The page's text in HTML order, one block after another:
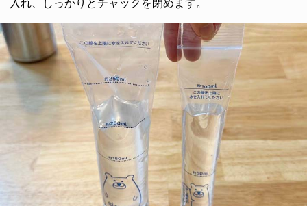
入れ、しっかりとチャックを閉めます。